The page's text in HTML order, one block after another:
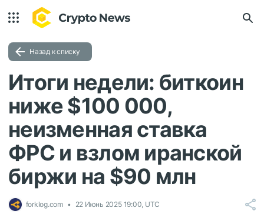
Назад к списку
Итоги недели: биткоин
ниже $100 000,
неизменная ставка
ФРС и взлом иранской
биржи на $90 млн
forklog.com 22 Июнь 2025 19:00, UTC